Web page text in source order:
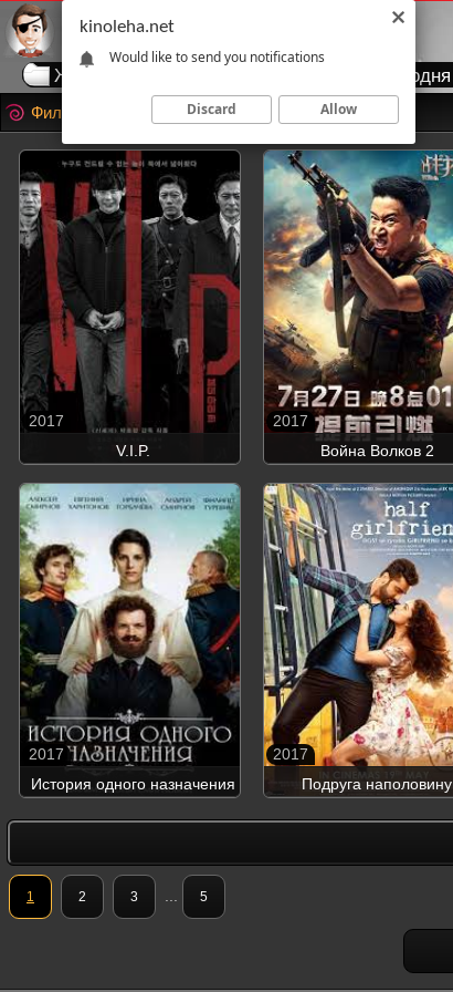
Жанры Топ сегодня
Фильмы 2017 года
V.I.P.
2017
Война Волков 2
2017
История одного назначения
2017
Подруга наполовину
2017
1 2 3 5
kinoleha.net
Would like to send you notifications
Discard Allow